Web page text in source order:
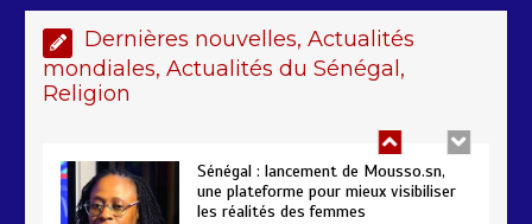
Dernières nouvelles, Actualités
mondiales, Actualités du Sénégal,
Religion
Sénégal : lancement de Mousso.sn,
une plateforme pour mieux visibiliser
les réalités des femmes